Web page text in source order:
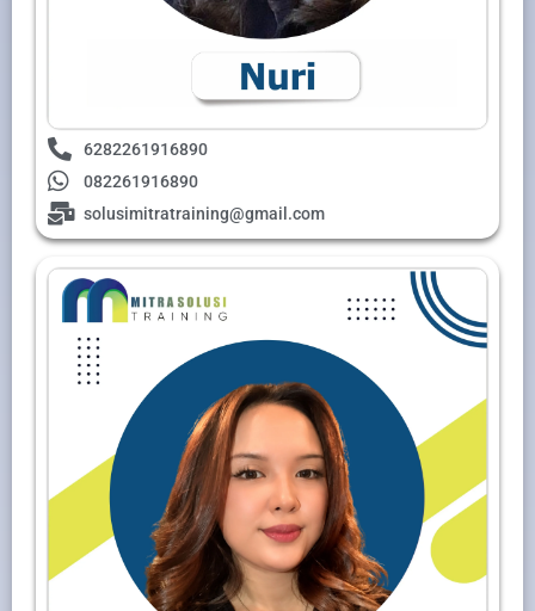
6282261916890
082261916890
solusimitratraining@gmail.com